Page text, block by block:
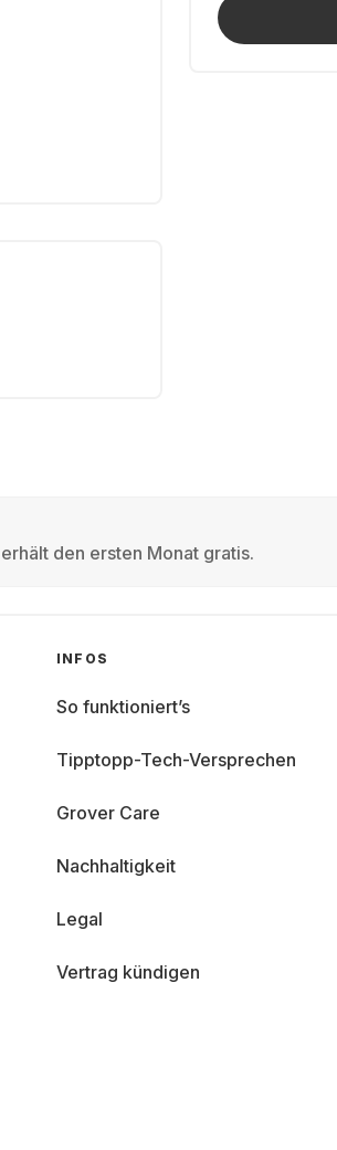
den ersten Monat gratis.
INFOS
So funktioniert’s
Tipptopp-Tech-Versprechen
Grover Care
Nachhaltigkeit
Legal
Vertrag kündigen